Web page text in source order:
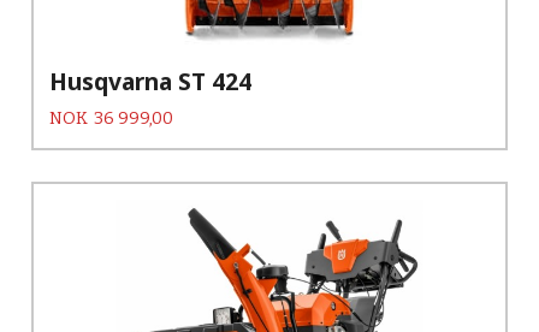
Husqvarna ST 424
Pris
NOK 36 999,00